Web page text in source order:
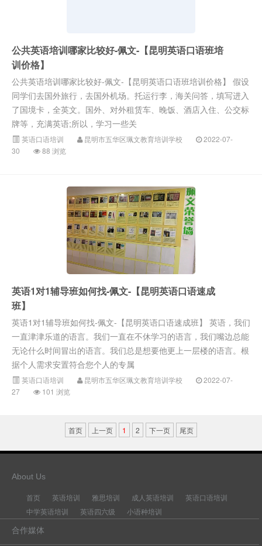
公共英语培训哪家比较好-佩文-【昆明英语口语班培
训价格】
公共英语培训哪家比较好-佩文-【昆明英语口语班培训价格】 假设
同学们去国外旅行，去国外机场。托运行李，海关问答，填写进入
了国境卡，全英文。国外、对外租赁车、晚饭、酒店入住、公交标
牌等，充满英语;所以，学习一些关
英语口语培训 昆明市五华区珮文教育培训学校
2022-07-
30
88 浏览
英语1对1辅导班如何找-佩文-【昆明英语口语速成
班】
英语1对1辅导班如何找-佩文-【昆明英语口语速成班】 英语，我们
一直津津乐道的语言。我们一直在不休学习的语言，我们嘴边总能
无论什么时间冒出的语言。我们总是想要他更上一层楼的语言。根
据个人需求安置符合您个人的专属
英语口语培训 昆明市五华区珮文教育培训学校
2022-07-
27
101 浏览
首页 上一页 1 2 下一页 尾页
About Us
首页 英语培训 雅思培训 成人英语培训
英语口语培训
中学英语培训
英语四六级 小语种培训
合作媒体